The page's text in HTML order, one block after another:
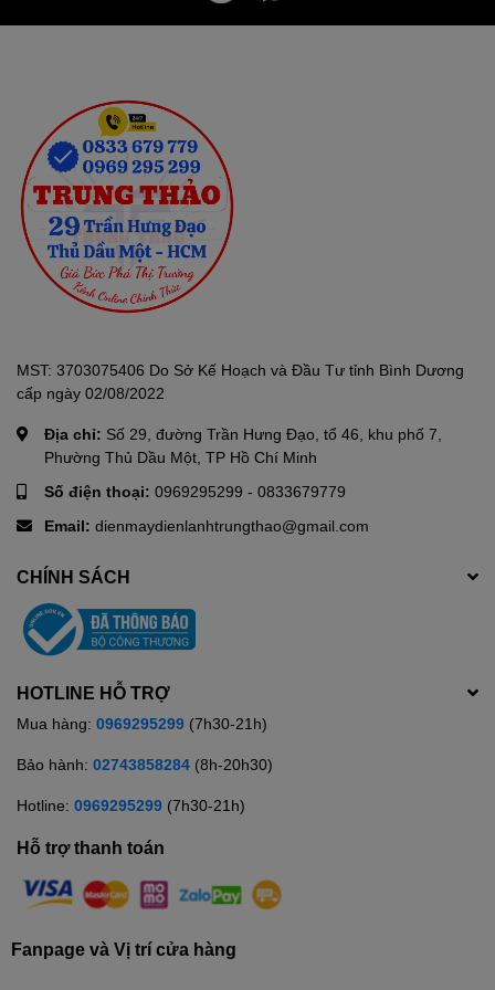
MST: 3703075406 Do Sở Kế Hoạch và Đầu Tư tỉnh Bình Dương
cấp ngày 02/08/2022
Địa chỉ: Số 29, đường Trần Hưng Đạo, tổ 46, khu phố 7,
Phường Thủ Dầu Một, TP Hồ Chí Minh
Số điện thoại: 0969295299 - 0833679779
Email: dienmaydienlanhtrungthao@gmail.com
CHÍNH SÁCH
HOTLINE HỖ TRỢ
Mua hàng: 0969295299 (7h30-21h)
Bảo hành: 02743858284 (8h-20h30)
Hotline: 0969295299 (7h30-21h)
Hỗ trợ thanh toán
Fanpage và Vị trí cửa hàng